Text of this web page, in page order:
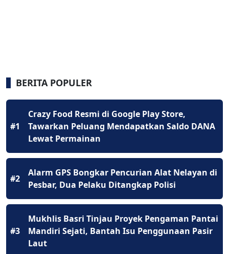
BERITA POPULER
#1
Crazy Food Resmi di Google Play Store,
Tawarkan Peluang Mendapatkan Saldo DANA
Lewat Permainan
#2
Alarm GPS Bongkar Pencurian Alat Nelayan di
Pesbar, Dua Pelaku Ditangkap Polisi
#3
Mukhlis Basri Tinjau Proyek Pengaman Pantai
Mandiri Sejati, Bantah Isu Penggunaan Pasir
Laut